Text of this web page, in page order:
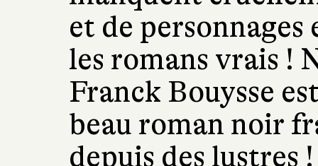
et de
les romans vrais !
Franck Bouysse
beau roman noir
depuis des lustres